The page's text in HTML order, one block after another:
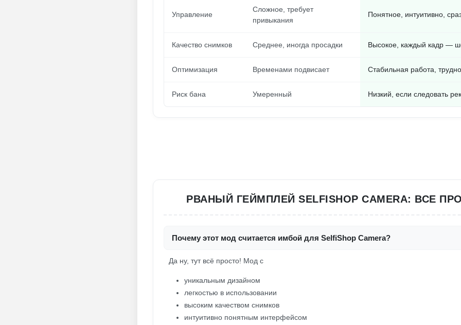
Управление
Сложное, требует
привыкания
Понятное, интуитивно,
Качество снимков Среднее, иногда просадки Высокое, каждый кадр —
Оптимизация Временами подвисает Стабильная работа,
Риск бана Умеренный Низкий, если следовать
РВАНЫЙ ГЕЙМПЛЕЙ SELFISHOP CAMERA: ВСЕ
Почему этот мод считается имбой для SelfiShop Camera?
Да ну, тут всё просто! Мод с
уникальным дизайном
легкостью в использовании
высоким качеством снимков
интуитивно понятным интерфейсом